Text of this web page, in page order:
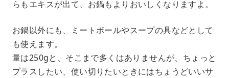
らもエキスが出て、お鍋もよりおいしくなりますよ。
お鍋以外にも、ミートボールやスープの具などとして
も使えます。
量は250gと、そこまで多くはありませんが、ちょっと
プラスしたい、使い切りたいときにはちょうどいいサ